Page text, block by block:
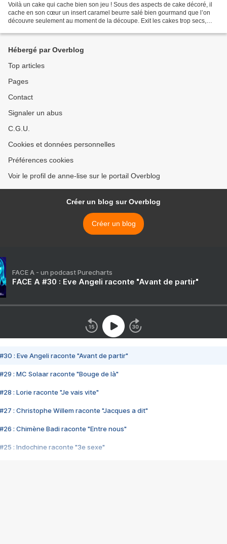
Voilà un cake qui cache bien son jeu ! Sous des aspects de cake décoré, il
cache en son cœur un insert caramel beurre salé bien gourmand que l’on
découvre seulement au moment de la découpe. Exit les cakes trop secs,
Hébergé par Overblog
Top articles
Pages
Contact
Signaler un abus
C.G.U.
Cookies et données personnelles
Préférences cookies
Voir le profil de anne-lise sur le portail Overblog
Créer un blog sur Overblog
Créer un blog
FACE A - un podcast Purecharts
FACE A #30 : Eve Angeli raconte "Avant de partir"
#30 : Eve Angeli raconte "Avant de partir"
#29 : MC Solaar raconte "Bouge de là"
#28 : Lorie raconte "Je vais vite"
#27 : Christophe Willem raconte "Jacques a dit"
#26 : Chimène Badi raconte "Entre nous"
#25 : Indochine raconte "3e sexe"